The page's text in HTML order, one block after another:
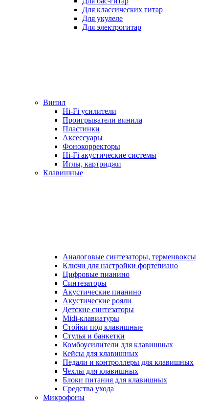
Для классических гитар
Для укулеле
Для электрогитар
Винил
Hi-Fi усилители
Проигрыватели винила
Пластинки
Аксессуары
Фонокорректоры
Hi-Fi акустические системы
Иглы, картриджи
Клавишные
Аналоговые синтезаторы, терменвоксы
Ключи для настройки фортепиано
Цифровые пианино
Синтезаторы
Акустические пианино
Акустические рояли
Детские синтезаторы
Midi-клавиатуры
Стойки под клавишные
Стулья и банкетки
Комбоусилители для клавишных
Кейсы для клавишных
Педали и контроллеры для клавишных
Чехлы для клавишных
Блоки питания для клавишных
Средства ухода
Микрофоны